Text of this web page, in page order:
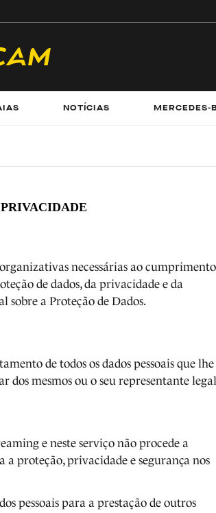
NOTÍCIAS MERCEDES-
necessárias ao cumprimento
de dados, da privacidade e da
sobre a Proteção de Dados.
de todos os dados pessoais que lhe
dos mesmos ou o seu representante
e neste serviço não procede a
a proteção, privacidade e segurança nos
pessoais para a prestação de outros